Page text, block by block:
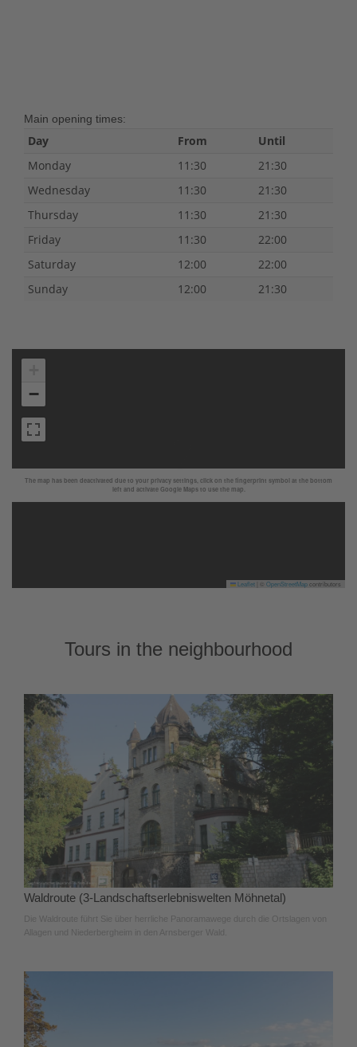
Main opening times:
Day From
Until
Monday
11:30
21:30
Wednesday
11:30
21:30
Thursday
11:30
21:30
Friday
11:30
22:00
Saturday
12:00
22:00
Sunday
12:00 21:30
The map has been deactivated due to your privacy settings, click on the fingerprint symbol at the bottom
left and activate Google Maps to use the map.
−
Leaflet OpenStreetMapcontributors
Tours in the neighbourhood
Waldroute (3-Landschaftserlebniswelten Möhnetal)
Die Waldroute führt Sie über herrliche Panoramawege durch die Ortslagen von
Allagen und Niederbergheim in den Arnsberger Wald.